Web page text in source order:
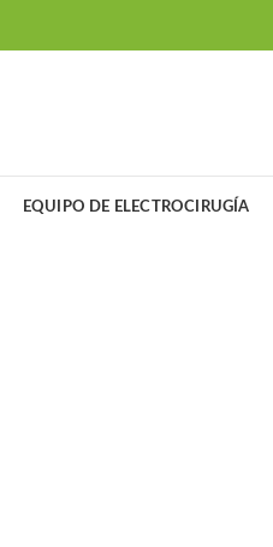
EQUIPO DE ELECTROCIRUGÍA